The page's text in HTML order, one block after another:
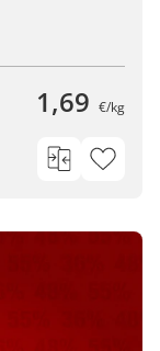
1,69 €/kg